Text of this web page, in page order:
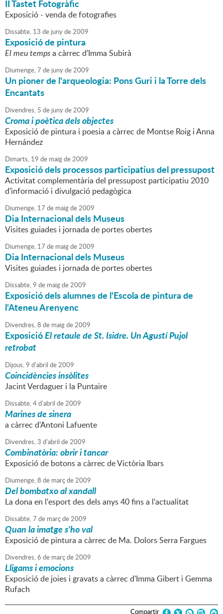
II Tastet Fotogràfic
Exposició - venda de fotografies
Dissabte, 13 de junyde2009
Exposició de pintura
El meu tempsa càrrec d'Imma Subirà
Diumenge,7 de junyde2009
Un pioner de l'arqueologia: Pons Guri i la Torre dels
Encantats
Divendres, 5 de junyde2009
Croma i poètica dels objectes
Exposició de pintura i poesia a càrrec de Montse Roig i Anna
Hernández
Dimarts, 19 de maigde2009
Exposició dels processos participatius del pressupost
Activitat complementària del pressupost participatiu 2010
d'informació i divulgació pedagògica
Diumenge, 17 de maigde2009
Dia Internacional dels Museus
Visites guiades i jornada de portes obertes
Diumenge, 17 de maigde2009
Dia Internacional dels Museus
Visites guiades i jornada de portes obertes
Dissabte,9 de maigde2009
Exposició dels alumnes de l'Escola de pintura de
l'Ateneu Arenyenc
Divendres,8 de maigde2009
ExposicióEl retaule de St. Isidre. Un Agustí Pujol
retrobat
Dijous,9 d'abril de2009
Coincidències insòlites
Jacint Verdaguer i la Puntaire
Dissabte,4d'abril de2009
Marines de sinera
a càrrec d'Antoni Lafuente
Divendres,3 d'abril de2009
Combinatòria: obrir i tancar
Exposició de botons a càrrec de Victòria Ibars
Diumenge,8 de marçde2009
Del bombatxo al xandall
La dona en l'esport des dels anys 40 fins a l'actualitat
Dissabte,7 de marçde2009
Quan la imatge s'ho val
Exposició de pintura a càrrec de Ma. Dolors Serra Fargues
Divendres,6 de marçde2009
Lligams i emocions
Exposició de joies i gravats a càrrec d'Imma Gibert i Gemma
Rufach
Compartir